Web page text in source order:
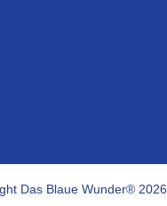
Das Blaue Wunder® 2026